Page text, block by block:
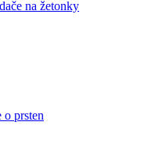
na žetonky
prsten